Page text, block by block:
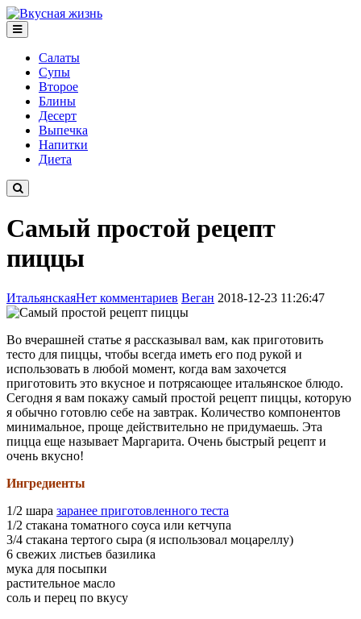
Салаты
Супы
Второе
Блины
Десерт
Выпечка
Напитки
Диета
Самый простой рецепт
пиццы
ИтальянскаяНет комментариев Веган 2018-12-23 11:26:47
Во вчерашней статье я рассказывал вам, как приготовить
тесто для пиццы, чтобы всегда иметь его под рукой и
использовать в любой момент, когда вам захочется
приготовить это вкусное и потрясающее итальянское блюдо.
Сегодня я вам покажу самый простой рецепт пиццы, которую
я обычно готовлю себе на завтрак. Количество компонентов
минимальное, проще действительно не придумаешь. Эта
пицца еще называет Маргарита. Очень быстрый рецепт и
очень вкусно!
Ингредиенты
1/2 шара заранее приготовленного теста
1/2 стакана томатного соуса или кетчупа
3/4 стакана тертого сыра (я использовал моцареллу)
6 свежих листьев базилика
мука для посыпки
растительное масло
соль и перец по вкусу